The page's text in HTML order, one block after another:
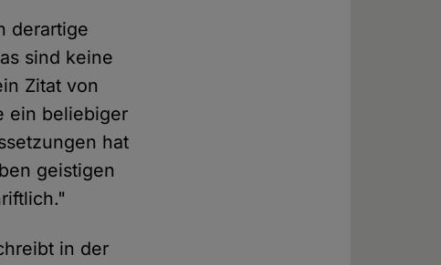
derartige
sind keine
Zitat von
ein beliebiger
hat
geistigen
in der